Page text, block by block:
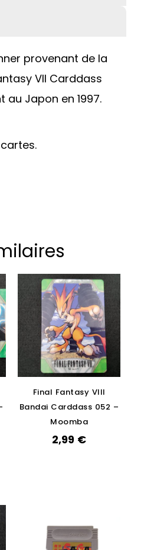
provenant de la
VII Carddass
au Japon en 1997.
Final Fantasy VIII
Bandai Carddass 052 –
Moomba
2,99 €